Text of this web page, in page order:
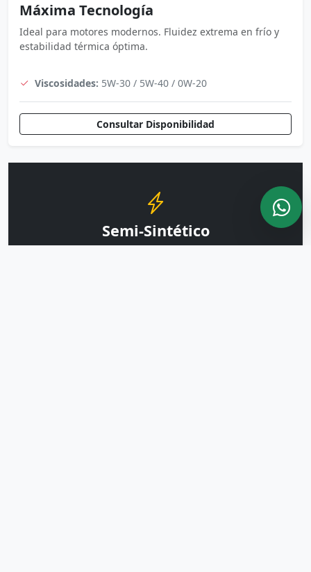
Máxima Tecnología
Ideal para motores modernos. Fluidez extrema en frío y
estabilidad térmica óptima.
Viscosidades: 5W-30 / 5W-40 / 0W-20
Consultar Disponibilidad
Semi-Sintético